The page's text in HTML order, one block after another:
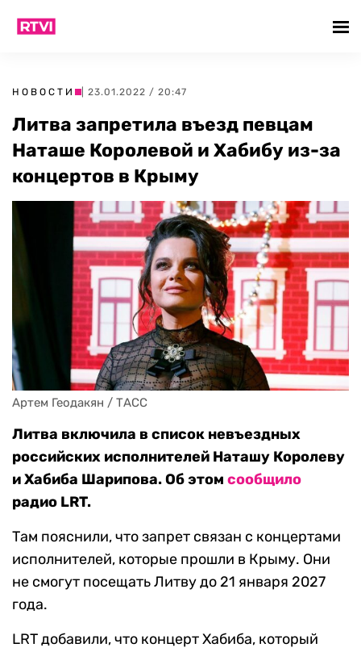
НОВОСТИ | 23.01.2022 / 20:47
Литва запретила въезд певцам
Наташе Королевой и Хабибу из-за
концертов в Крыму
Артем Геодакян / ТАСС
Литва включила в список невъездных
российских исполнителей Наташу Королеву
и Хабиба Шарипова. Об этом сообщило
радио LRT.
Там пояснили, что запрет связан с концертами
исполнителей, которые прошли в Крыму. Они
не смогут посещать Литву до 21 января 2027
года.
LRT добавили, что концерт Хабиба, который